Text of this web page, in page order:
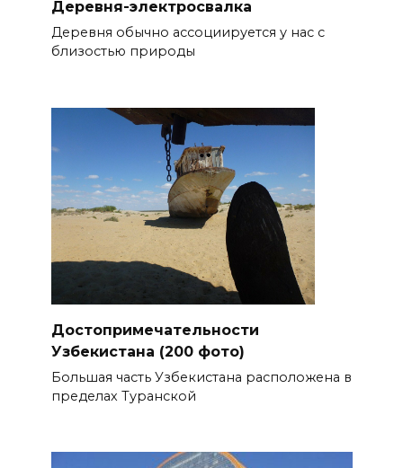
Деревня-электросвалка
Деревня обычно ассоциируется у нас с
близостью природы
Достопримечательности
Узбекистана (200 фото)
Большая часть Узбекистана расположена в
пределах Туранской